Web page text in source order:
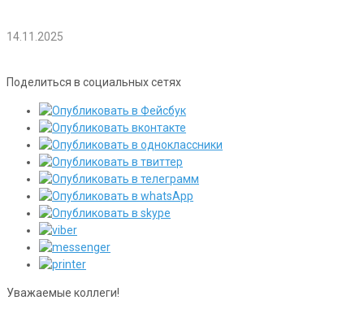
14.11.2025
Поделиться в социальных сетях
Уважаемые коллеги!